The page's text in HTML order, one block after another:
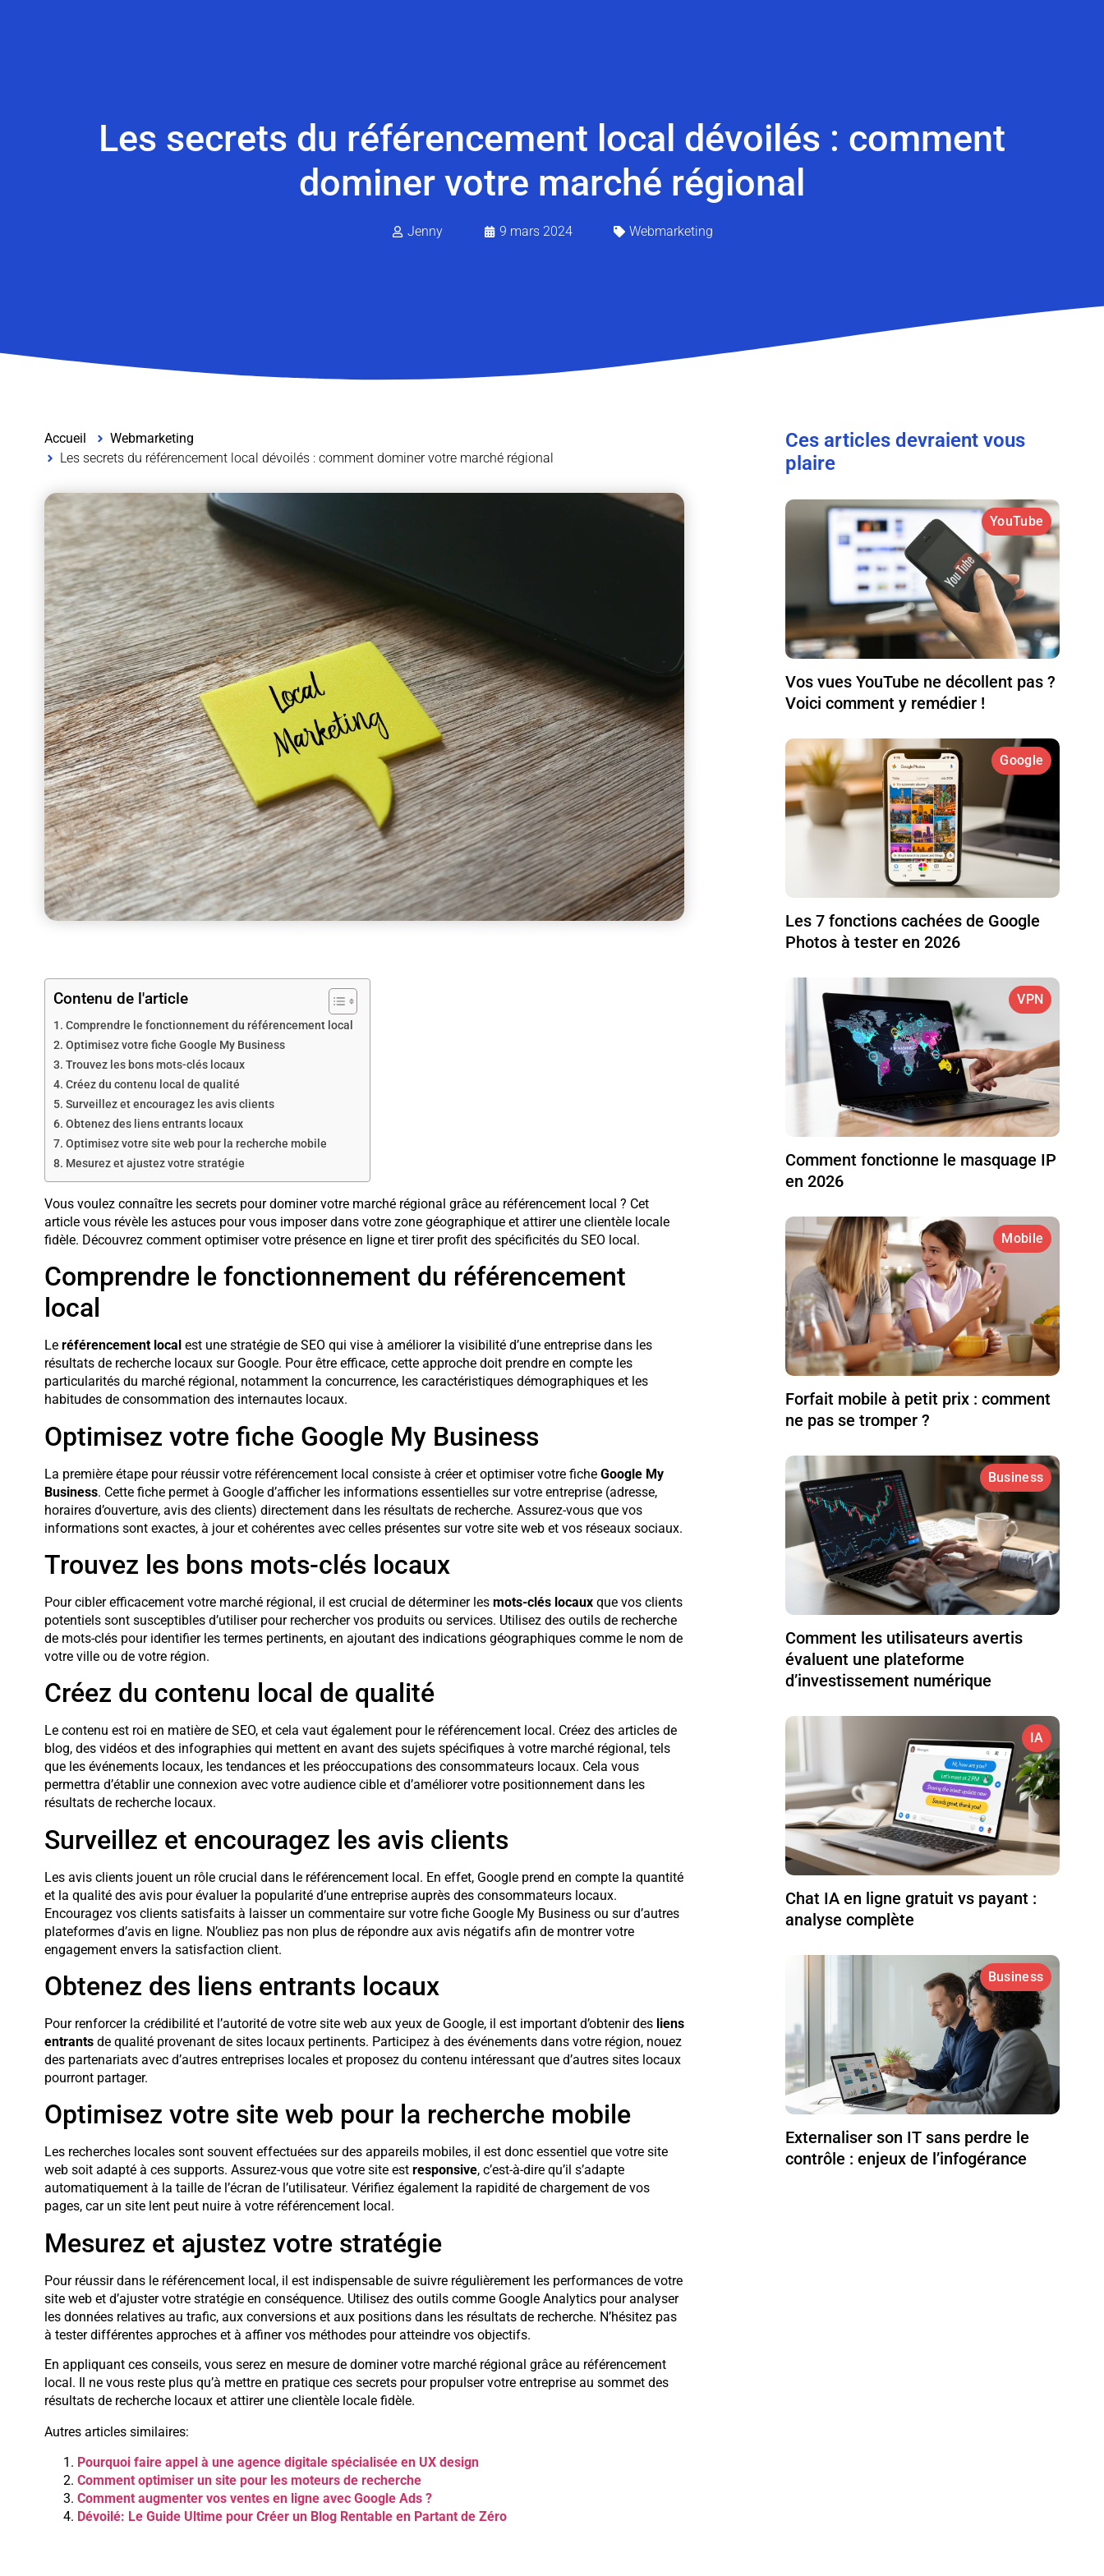
Les secrets du référencement local dévoilés : comment
dominer votre marché régional
Jenny 9 mars 2024 Webmarketing
Accueil
Webmarketing
Les secrets du référencement local dévoilés : comment dominer votre marché régional
Contenu de l'article
Comprendre le fonctionnement du référencement local
Optimisez votre fiche Google My Business
Trouvez les bons mots-clés locaux
Créez du contenu local de qualité
Surveillez et encouragez les avis clients
Obtenez des liens entrants locaux
Optimisez votre site web pour la recherche mobile
Mesurez et ajustez votre stratégie
Vous voulez connaître les secrets pour dominer votre marché régional grâce au référencement local ? Cet
article vous révèle les astuces pour vous imposer dans votre zone géographique et attirer une clientèle locale
fidèle. Découvrez comment optimiser votre présence en ligne et tirer profit des spécificités du SEO local.
Comprendre le fonctionnement du référencement
local
Le référencement localest une stratégie de SEO qui vise à améliorer la visibilité d’une entreprise dans les
résultats de recherche locaux sur Google. Pour être efficace, cette approche doit prendre en compte les
particularités du marché régional, notamment la concurrence, les caractéristiques démographiques et les
habitudes de consommation des internautes locaux.
Optimisez votre fiche Google My Business
La première étape pour réussir votre référencement local consiste à créer et optimiser votre fiche Google My
Business. Cette fiche permet à Google d’afficher les informations essentielles sur votre entreprise (adresse,
horaires d’ouverture, avis des clients) directement dans les résultats de recherche. Assurez-vous que vos
informations sont exactes, à jour et cohérentes avec celles présentes sur votre site web et vos réseaux sociaux.
Trouvez les bons mots-clés locaux
Pour cibler efficacement votre marché régional, il est crucial de déterminer les mots-clés locauxque vos clients
potentiels sont susceptibles d’utiliser pour rechercher vos produits ou services. Utilisez des outils de recherche
de mots-clés pour identifier les termes pertinents, en ajoutant des indications géographiques comme le nom de
votre ville ou de votre région.
Créez du contenu local de qualité
Le contenu est roi en matière de SEO, et cela vaut également pour le référencement local. Créez des articles de
blog, des vidéos et des infographies qui mettent en avant des sujets spécifiques à votre marché régional, tels
que les événements locaux, les tendances et les préoccupations des consommateurs locaux. Cela vous
permettra d’établir une connexion avec votre audience cible et d’améliorer votre positionnement dans les
résultats de recherche locaux.
Surveillez et encouragez les avis clients
Les avis clients jouent un rôle crucial dans le référencement local. En effet, Google prend en compte la quantité
et la qualité des avis pour évaluer la popularité d’une entreprise auprès des consommateurs locaux.
Encouragez vos clients satisfaits à laisser un commentaire sur votre fiche Google My Business ou sur d’autres
plateformes d’avis en ligne. N’oubliez pas non plus de répondre aux avis négatifs afin de montrer votre
engagement envers la satisfaction client.
Obtenez des liens entrants locaux
Pour renforcer la crédibilité et l’autorité de votre site web aux yeux de Google, il est important d’obtenir des liens
entrantsde qualité provenant de sites locaux pertinents. Participez à des événements dans votre région, nouez
des partenariats avec d’autres entreprises locales et proposez du contenu intéressant que d’autres sites locaux
pourront partager.
Optimisez votre site web pour la recherche mobile
Les recherches locales sont souvent effectuées sur des appareils mobiles, il est donc essentiel que votre site
web soit adapté à ces supports. Assurez-vous que votre site est responsive, c’est-à-dire qu’il s’adapte
automatiquement à la taille de l’écran de l’utilisateur. Vérifiez également la rapidité de chargement de vos
pages, car un site lent peut nuire à votre référencement local.
Mesurez et ajustez votre stratégie
Pour réussir dans le référencement local, il est indispensable de suivre régulièrement les performances de votre
site web et d’ajuster votre stratégie en conséquence. Utilisez des outils comme Google Analytics pour analyser
les données relatives au trafic, aux conversions et aux positions dans les résultats de recherche. N’hésitez pas
à tester différentes approches et à affiner vos méthodes pour atteindre vos objectifs.
En appliquant ces conseils, vous serez en mesure de dominer votre marché régional grâce au référencement
local. Il ne vous reste plus qu’à mettre en pratique ces secrets pour propulser votre entreprise au sommet des
résultats de recherche locaux et attirer une clientèle locale fidèle.
Autres articles similaires:
Pourquoi faire appel à une agence digitale spécialisée en UX design
Comment optimiser un site pour les moteurs de recherche
Comment augmenter vos ventes en ligne avec Google Ads ?
Dévoilé: Le Guide Ultime pour Créer un Blog Rentable en Partant de Zéro
Ces articles devraient vous
plaire
YouTube
Vos vues YouTube ne décollent pas ?
Voici comment y remédier !
Google
Les 7 fonctions cachées de Google
Photos à tester en 2026
VPN
Comment fonctionne le masquage IP
en 2026
Mobile
Forfait mobile à petit prix : comment
ne pas se tromper ?
Business
Comment les utilisateurs avertis
évaluent une plateforme
d’investissement numérique
IA
Chat IA en ligne gratuit vs payant :
analyse complète
Business
Externaliser son IT sans perdre le
contrôle : enjeux de l’infogérance